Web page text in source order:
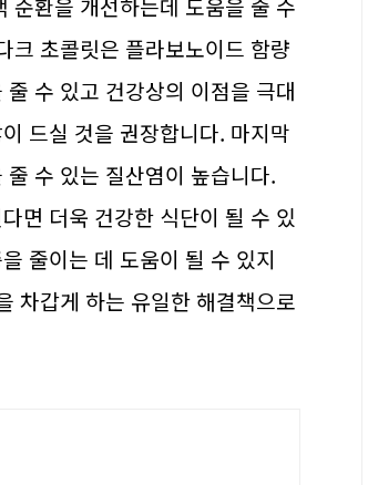
순환을 개선하는데 도움을 줄 수
크 초콜릿은 플라보노이드 함량
수 있고 건강상의 이점을 극대
드실 것을 권장합니다. 마지막
수 있는 질산염이 높습니다.
면 더욱 건강한 식단이 될 수 있
줄이는 데 도움이 될 수 있지
차갑게 하는 유일한 해결책으로